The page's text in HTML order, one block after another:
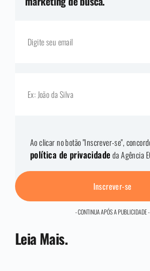
Ao clicar no botão "Inscrever-se",
política de privacidadeda Agência
Inscrever-se
- CONTINUA APÓS A PUBLICIDADE -
Leia Mais.